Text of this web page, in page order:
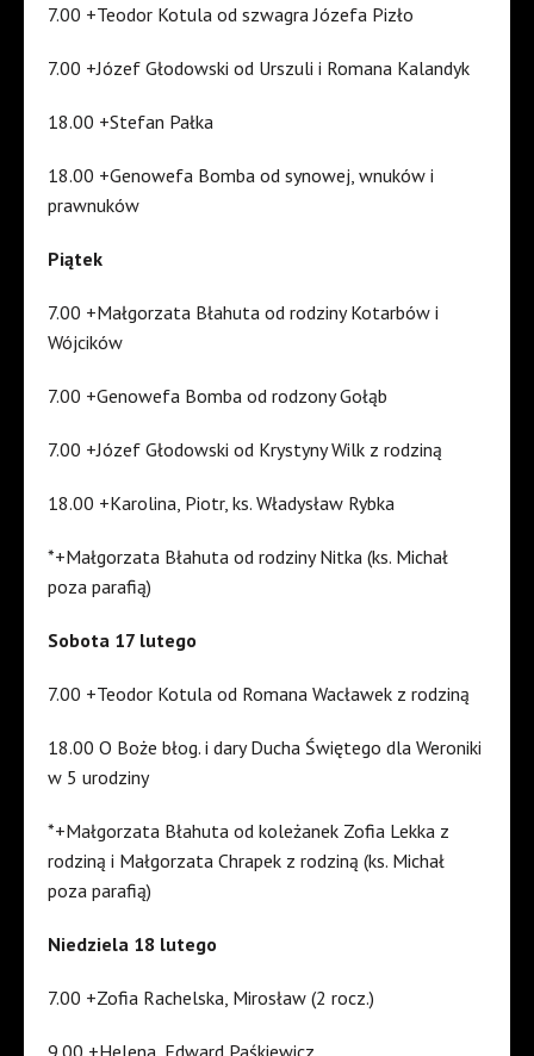
7.00 +Teodor Kotula od szwagra Józefa Pizło
7.00 +Józef Głodowski od Urszuli i Romana Kalandyk
18.00 +Stefan Pałka
18.00 +Genowefa Bomba od synowej, wnuków i
prawnuków
Piątek
7.00 +Małgorzata Błahuta od rodziny Kotarbów i
Wójcików
7.00 +Genowefa Bomba od rodzony Gołąb
7.00 +Józef Głodowski od Krystyny Wilk z rodziną
18.00 +Karolina, Piotr, ks. Władysław Rybka
*+Małgorzata Błahuta od rodziny Nitka (ks. Michał
poza parafią)
Sobota 17 lutego
7.00 +Teodor Kotula od Romana Wacławek z rodziną
18.00 O Boże błog. i dary Ducha Świętego dla Weroniki
w 5 urodziny
*+Małgorzata Błahuta od koleżanek Zofia Lekka z
rodziną i Małgorzata Chrapek z rodziną (ks. Michał
poza parafią)
Niedziela 18 lutego
7.00 +Zofia Rachelska, Mirosław (2 rocz.)
9.00 +Helena, Edward Paśkiewicz